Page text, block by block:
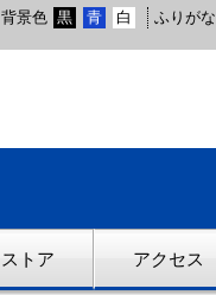
背景色 黒 青 白 ふりがな
ストア アクセス